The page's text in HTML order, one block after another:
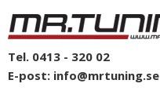
Tel. 0413 - 320 02
E-post: info@mrtuning.se